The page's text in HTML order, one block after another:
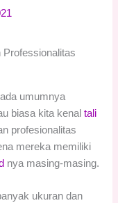
Professionalitas
umumnya
biasa kita kenaltali
profesionalitas
mereka memiliki
nya masing-masing.
ukuran dan